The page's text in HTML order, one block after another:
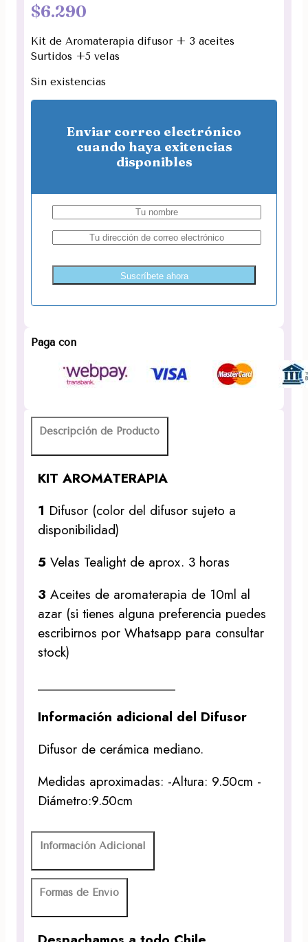
$6.290
Kit de Aromaterapia difusor + 3 aceites
Surtidos +5 velas
Sin existencias
Enviar correo electrónico
cuando haya exitencias
disponibles
Suscríbete ahora
Paga con
Descripción de Producto
KIT AROMATERAPIA
1 Difusor (color del difusor sujeto a
disponibilidad)
5 Velas Tealight de aprox. 3 horas
3 Aceites de aromaterapia de 10ml al
azar (si tienes alguna preferencia puedes
escribirnos por Whatsapp para consultar
stock)
____________________
Información adicional del Difusor
Difusor de cerámica mediano.
Medidas aproximadas: -Altura: 9.50cm -
Diámetro:9.50cm
Información Adicional
Formas de Envío